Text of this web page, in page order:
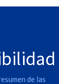
de las